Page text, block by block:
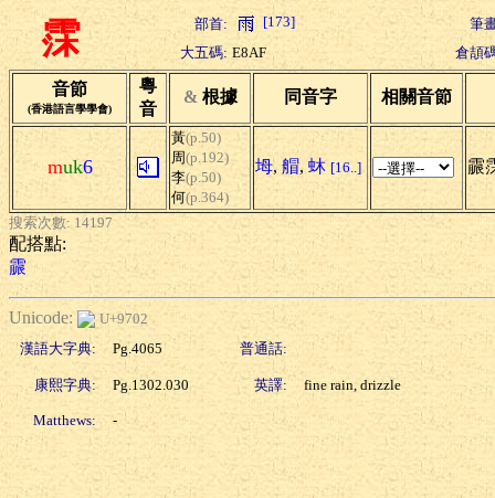
霂 部首: [173]
筆
大五碼: E8AF 倉頡
音節
(香港語言學學會)
粵
音
& 根據 同音字 相關音節
muk6
黃(p.50)
周(p.192)
李(p.50)
何(p.364)
坶, 艒, 蚞 [16..] 霢
搜索次數: 14197
配搭點:
霢
Unicode:
U+9702
漢語大字典:
Pg.4065 普通話:
康熙字典: Pg.1302.030 英譯: fine rain, drizzle
Matthews: -